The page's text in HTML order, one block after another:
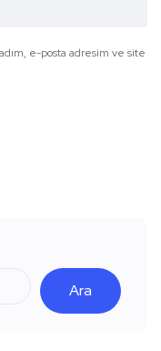
e-posta adresim ve site
Ara